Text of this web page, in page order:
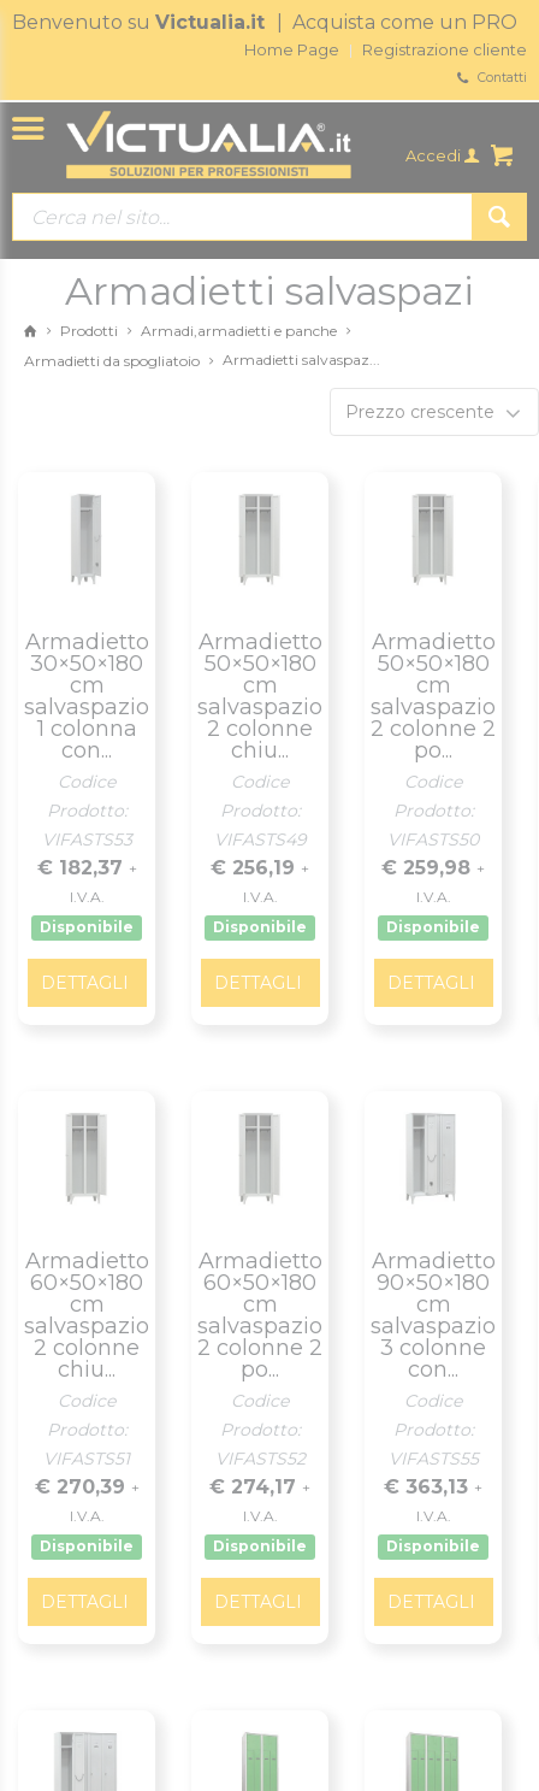
Benvenuto su Victualia.it | Acquista come un PRO
Home Page Registrazione cliente
Contatti
Accedi
Armadietti salvaspazi
Prodotti
Armadi,armadietti e panche
Armadietti da spogliatoio
Armadietti salvaspaz...
Prezzo crescente
Armadietto
30×50×180
cm
salvaspazio
1 colonna
con...
Codice
Prodotto:
VIFASTS53
€ 182,37 +
I.V.A.
Disponibile
DETTAGLI
Armadietto
50×50×180
cm
salvaspazio
2 colonne
chiu...
Codice
Prodotto:
VIFASTS49
€ 256,19 +
I.V.A.
Disponibile
DETTAGLI
Armadietto
50×50×180
cm
salvaspazio
2 colonne 2
po...
Codice
Prodotto:
VIFASTS50
€ 259,98 +
I.V.A.
Disponibile
DETTAGLI
Armadietto
60×50×180
cm
salvaspazio
2 colonne
chiu...
Codice
Prodotto:
VIFASTS51
€ 270,39 +
I.V.A.
Disponibile
DETTAGLI
Armadietto
60×50×180
cm
salvaspazio
2 colonne 2
po...
Codice
Prodotto:
VIFASTS52
€ 274,17 +
I.V.A.
Disponibile
DETTAGLI
Armadietto
90×50×180
cm
salvaspazio
3 colonne
con...
Codice
Prodotto:
VIFASTS55
€ 363,13 +
I.V.A.
Disponibile
DETTAGLI